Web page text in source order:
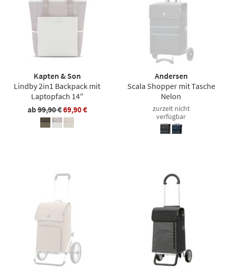
Kapten & Son
Lindby 2in1 Backpack mit
Laptopfach 14″
ab99,90 €69,90 €
Andersen
Scala Shopper mit Tasche
Nelon
zurzeit nicht
verfügbar